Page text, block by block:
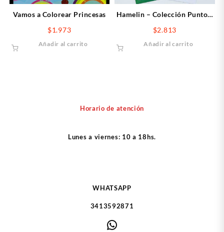
Vamos a Colorear Princesas
$1.973
Añadir al carrito
Hamelin – Colección Punto a
$2.813
Añadir al carrito
Horario de atención
Lunes a viernes: 10 a 18hs.
WHATSAPP
3413592871
WhatsApp